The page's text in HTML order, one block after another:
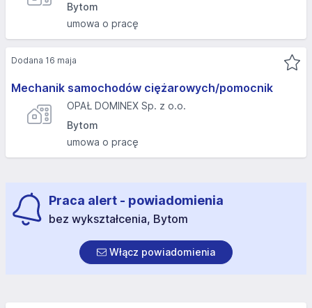
Bytom
umowa o pracę
Mechanik samochodów ciężarowych/pomocnik
OPAŁ DOMINEX Sp. z o.o.
Bytom
umowa o pracę
Dodana 16 maja
Praca alert - powiadomienia
bez wykształcenia, Bytom
Włącz powiadomienia